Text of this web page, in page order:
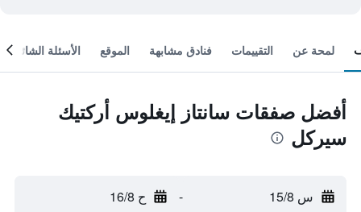
لمحة عن التقييمات فنادق مشابهة الموقع الأسئلة الشائعة
أفضل صفقات سانتاز إيغلوس أركتيك
سيركل
س 15/8 - ح 16/8